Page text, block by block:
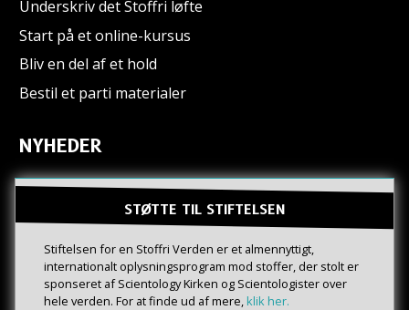
Underskriv det Stoffri løfte
Start på et online-kursus
Bliv en del af et hold
Bestil et parti materialer
NYHEDER
STØTTE TIL STIFTELSEN
Stiftelsen for en Stoffri Verden er et almennyttigt,
internationalt oplysningsprogram mod stoffer, der stolt er
sponseret af Scientology Kirken og Scientologister over
hele verden. For at finde ud af mere,klik her.